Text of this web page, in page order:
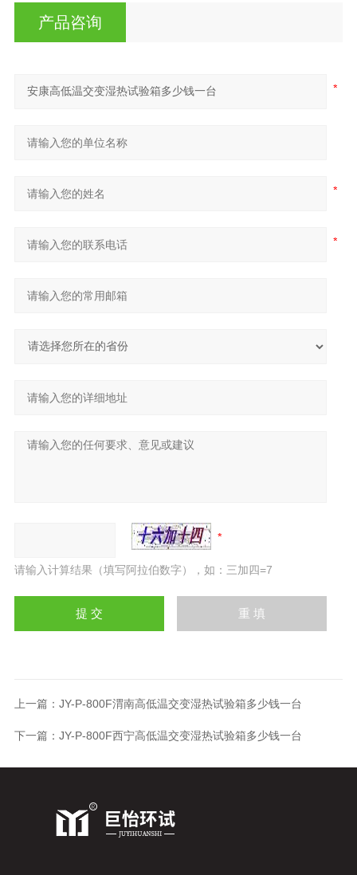
产品咨询
请输入计算结果（填写阿拉伯数字），如：三加四=7
上一篇： JY-P-800F渭南高低温交变湿热试验箱多少钱一台
下一篇： JY-P-800F西宁高低温交变湿热试验箱多少钱一台